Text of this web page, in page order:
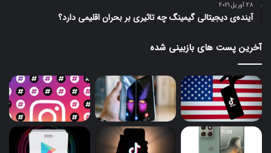
28 آوریل 2021
آینده‌ی دیجیتالی گیمینگ چه تاثیری بر بحران اقلیمی دارد؟
آخرین پست های بازبینی شده